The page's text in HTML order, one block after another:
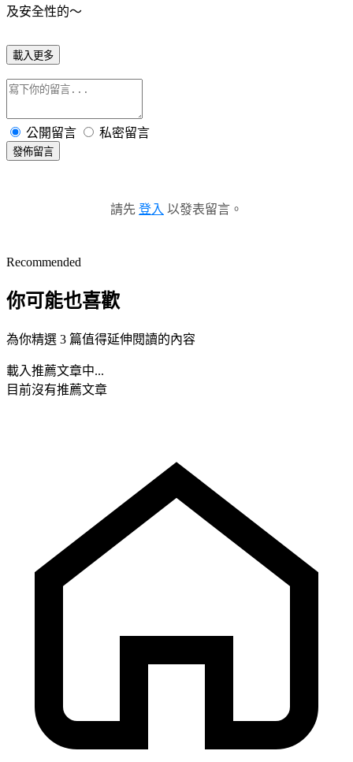
及安全性的～
載入更多
公開留言 私密留言
發佈留言
請先 登入 以發表留言。
Recommended
你可能也喜歡
為你精選 3 篇值得延伸閱讀的內容
載入推薦文章中...
目前沒有推薦文章